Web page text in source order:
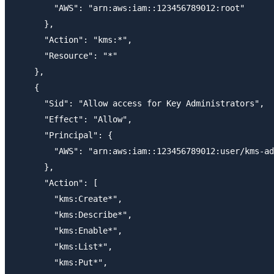
        "AWS": "arn:aws:iam::123456789012:root"
      },
      "Action": "kms:*",
      "Resource": "*"
    },
    {
      "Sid": "Allow access for Key Administrators",
      "Effect": "Allow",
      "Principal": {
"AWS": "arn:aws:iam::123456789012:user/kms-
      },
      "Action": [
        "kms:Create*",
        "kms:Describe*",
        "kms:Enable*",
        "kms:List*",
        "kms:Put*",